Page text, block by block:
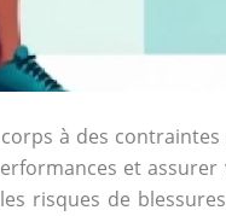
à des
et
risques de